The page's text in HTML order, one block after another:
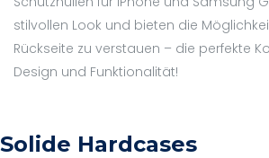
stilvollen Look und bieten die
Rückseite zu verstauen – die perfekte
Design und Funktionalität!
Solide Hardcases